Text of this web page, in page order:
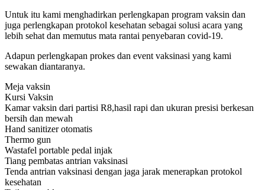
Untuk itu kami menghadirkan perlengkapan program vaksin dan
juga perlengkapan protokol kesehatan sebagai solusi acara yang
lebih sehat dan memutus mata rantai penyebaran covid-19.
Adapun perlengkapan prokes dan event vaksinasi yang kami
sewakan diantaranya.
Meja vaksin
Kursi Vaksin
Kamar vaksin dari partisi R8,hasil rapi dan ukuran presisi berkesan
bersih dan mewah
Hand sanitizer otomatis
Thermo gun
Wastafel portable pedal injak
Tiang pembatas antrian vaksinasi
Tenda antrian vaksinasi dengan jaga jarak menerapkan protokol
kesehatan